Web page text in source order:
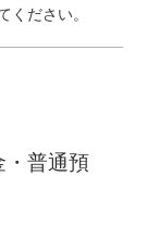
ください。
・普通預